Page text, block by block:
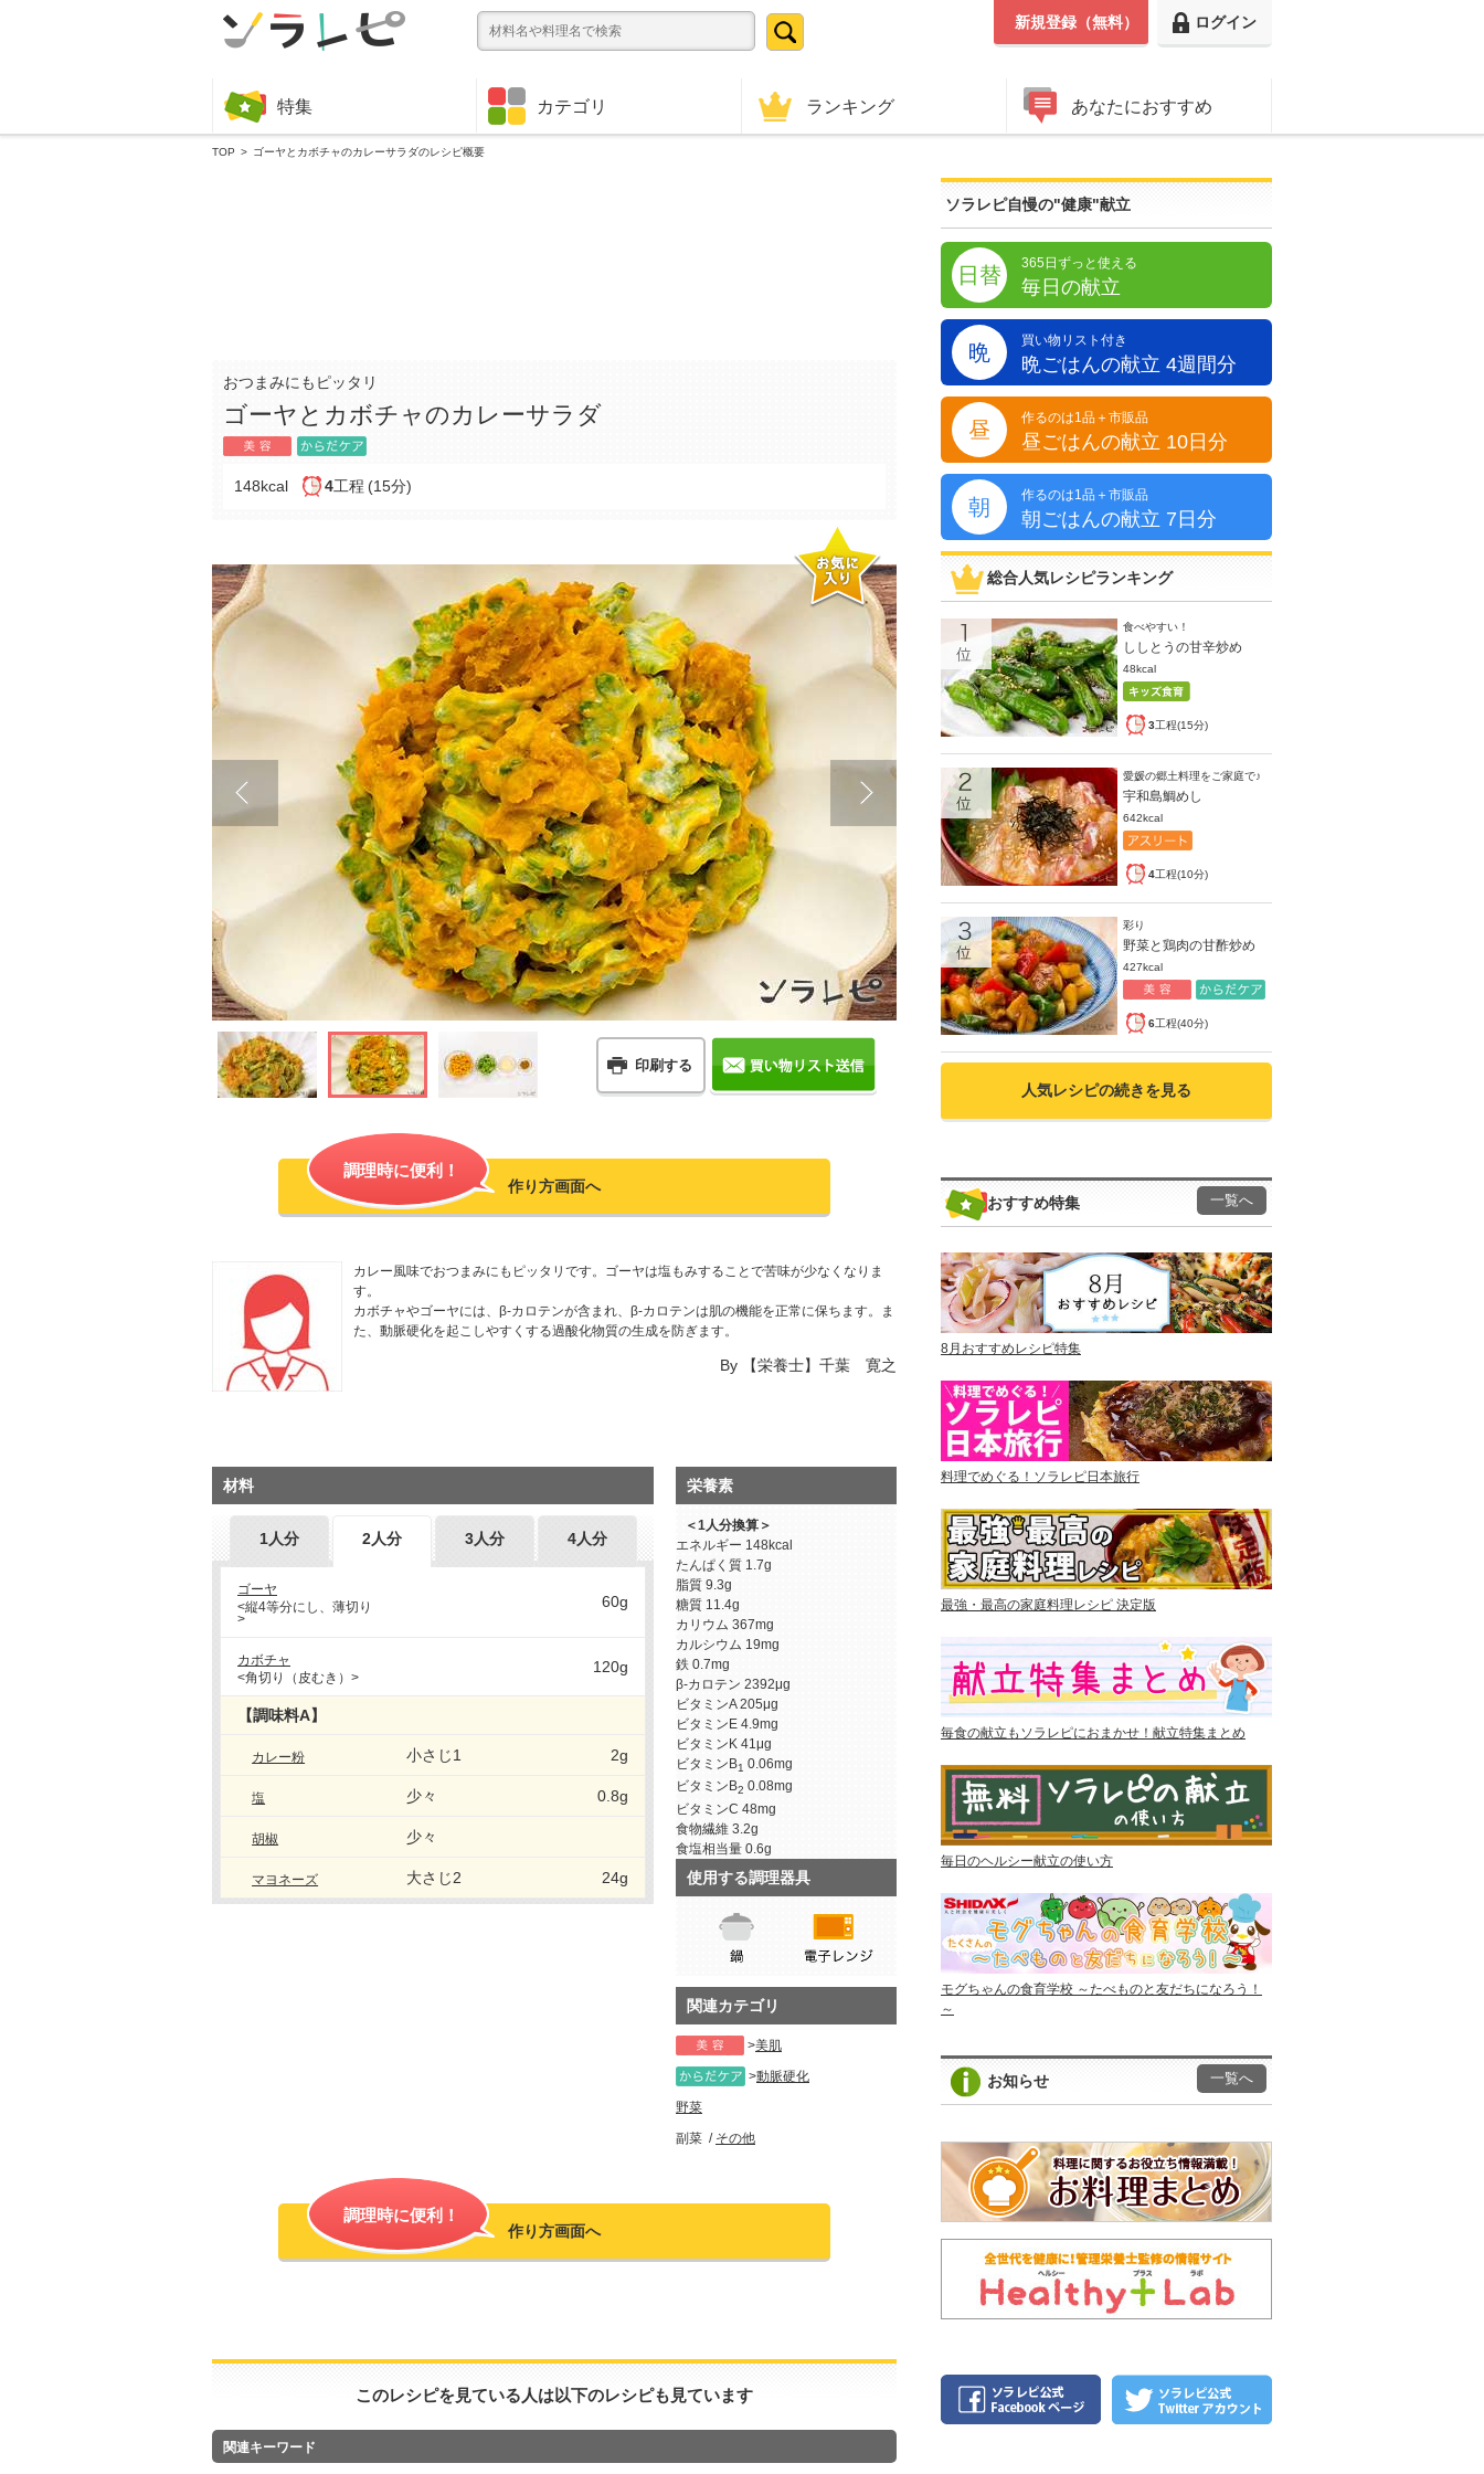
ログイン
新規登録（無料）
特集 カテゴリ ランキング あなたにおすすめ
TOP ゴーヤとカボチャのカレーサラダのレシピ概要
おつまみにもピッタリ
ゴーヤとカボチャのカレーサラダ
148kcal 4工程 (15分)
印刷する
調理時に便利！
作り方画面へ
カレー風味でおつまみにもピッタリです。ゴーヤは塩もみすることで苦味が少なくなりま
す。
カボチャやゴーヤには、β‐カロテンが含まれ、β-カロテンは肌の機能を正常に保ちます。ま
た、動脈硬化を起こしやすくする過酸化物質の生成を防ぎます。
By 【栄養士】千葉 寛之
材料
1人分 2人分 3人分 4人分
ゴーヤ
<縦4等分にし、薄切り
>
60g
カボチャ
<角切り（皮むき）>
120g
【調味料A】
カレー粉 小さじ1 2g
塩 少々 0.8g
胡椒 少々
マヨネーズ 大さじ2 24g
栄養素
＜1人分換算＞
エネルギー 148kcal
たんぱく質 1.7g
脂質 9.3g
糖質 11.4g
カリウム 367mg
カルシウム 19mg
鉄 0.7mg
β-カロテン 2392μg
ビタミンA 205μg
ビタミンE 4.9mg
ビタミンK 41μg
ビタミンB1 0.06mg
ビタミンB2 0.08mg
ビタミンC 48mg
食物繊維 3.2g
食塩相当量 0.6g
使用する調理器具
関連カテゴリ
美肌
動脈硬化
野菜
副菜
その他
調理時に便利！
作り方画面へ
このレシピを見ている人は以下のレシピも見ています
関連キーワード
ソラレピ自慢の"健康"献立
日替 365日ずっと使える
毎日の献立
晩 買い物リスト付き
晩ごはんの献立 4週間分
昼 作るのは1品＋市販品
昼ごはんの献立 10日分
朝 作るのは1品＋市販品
朝ごはんの献立 7日分
総合人気レシピランキング
食べやすい！
ししとうの甘辛炒め
48kcal
3工程(15分)
愛媛の郷土料理をご家庭で♪
宇和島鯛めし
642kcal
4工程(10分)
彩り
野菜と鶏肉の甘酢炒め
427kcal
6工程(40分)
人気レシピの続きを見る
おすすめ特集 一覧へ
8月おすすめレシピ特集
料理でめぐる！ソラレピ日本旅行
最強・最高の家庭料理レシピ 決定版
毎食の献立もソラレピにおまかせ！献立特集まとめ
毎日のヘルシー献立の使い方
モグちゃんの食育学校 ～たべものと友だちになろう！
～
お知らせ 一覧へ